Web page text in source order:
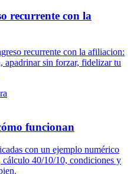
recurrente con la
recurrente con la afiliacion:
apadrinar sin forzar, fidelizar tu
funcionan
con un ejemplo numérico
40/10/10, condiciones y